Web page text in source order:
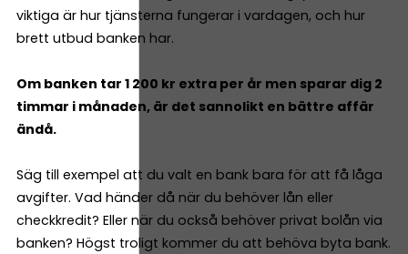
viktiga är hur tjänsterna fungerar i vardagen, och hur
brett utbud banken har.
Om banken tar 1 200 kr extra per år men sparar dig 2
timmar i månaden, är det sannolikt en bättre affär
ändå.
Säg till exempel att du valt en bank bara för att få låga
avgifter. Vad händer då när du behöver lån eller
checkkredit? Eller när du också behöver privat bolån via
banken? Högst troligt kommer du att behöva byta bank.